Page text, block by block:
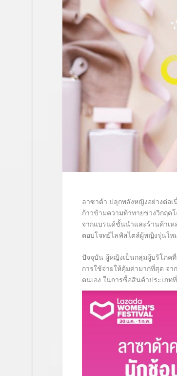
ลาซาด้า ปลุกพลังหญิงอย่างต่อเ
ก้าวข้ามความท้าทายช่วงวิกฤต
จากแบรนด์ชั้นนำและร้านค้าเห
ตอบโจทย์ไลฟ์สไตล์ผู้หญิงรุ่นใ
ปัจจุบัน ผู้หญิงเป็นกลุ่มผู้บริโภค
การใช้จ่ายให้คุ้มค่ามากที่สุด จา
ตนเอง ในการซื้อสินค้าประเภท